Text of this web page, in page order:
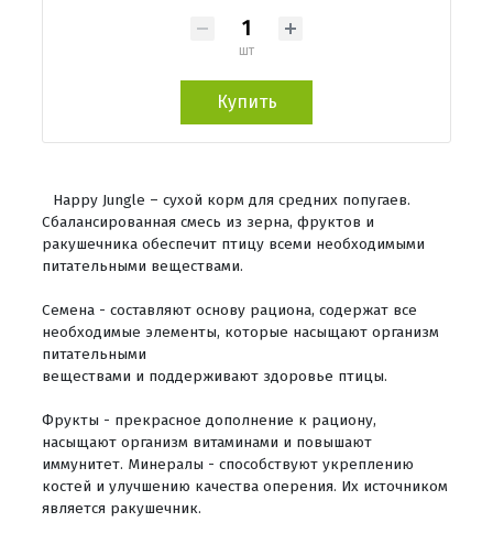
шт
Купить
Happy Jungle – сухой корм для средних попугаев.
Сбалансированная смесь из зерна, фруктов и
ракушечника обеспечит птицу всеми необходимыми
питательными веществами.
Семена - составляют основу рациона, содержат все
необходимые элементы, которые насыщают организм
питательными
веществами и поддерживают здоровье птицы.
Фрукты - прекрасное дополнение к рациону,
насыщают организм витаминами и повышают
иммунитет. Минералы - способствуют укреплению
костей и улучшению качества оперения. Их источником
является ракушечник.